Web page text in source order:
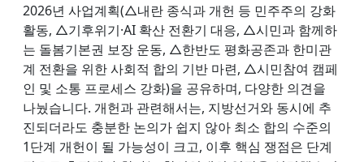
2026년 사업계획(△내란 종식과 개헌 등 민주주의 강화
활동, △기후위기·AI 확산 전환기 대응, △시민과 함께하
는 돌봄기본권 보장 운동, △한반도 평화공존과 한미관
계 전환을 위한 사회적 합의 기반 마련, △시민참여 캠페
인 및 소통 프로세스 강화)을 공유하며, 다양한 의견을
나눴습니다. 개헌과 관련해서는, 지방선거와 동시에 추
진되더라도 충분한 논의가 쉽지 않아 최소 합의 수준의
1단계 개헌이 될 가능성이 크고, 이후 핵심 쟁점은 단계